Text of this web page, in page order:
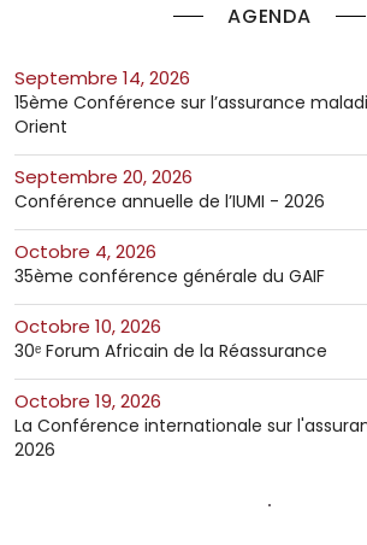
AGENDA
septembre 14, 2026
15ème Conférence sur l’assurance
Orient
septembre 20, 2026
Conférence annuelle de l’IUMI - 2026
octobre 4, 2026
35ème conférence générale du GAIF
octobre 10, 2026
30ᵉ Forum Africain de la Réassurance
octobre 19, 2026
La Conférence internationale sur
2026